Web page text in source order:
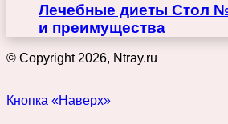
Лечебные диеты Стол
и преимущества
© Copyright 2026, Ntray.ru
Кнопка «Наверх»